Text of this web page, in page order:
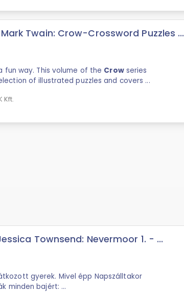
Twain: Crow-Crossword Puzzles ...
a fun way. This volume of the Crowseries
of illustrated puzzles and covers ...
Kft.
Townsend: Nevermoor 1. - ...
gyerek. Mivel épp Napszálltakor
született, őt okolják minden bajért: ...